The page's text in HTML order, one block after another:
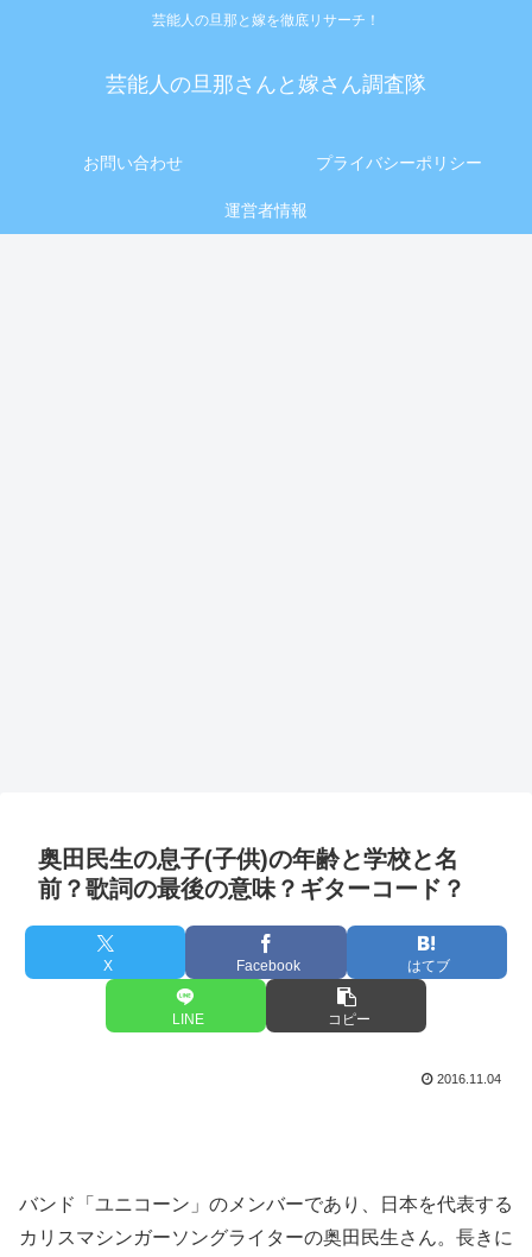
芸能人の旦那と嫁を徹底リサーチ！
芸能人の旦那さんと嫁さん調査隊
お問い合わせ プライバシーポリシー
運営者情報
奥田民生の息子(子供)の年齢と学校と名
前？歌詞の最後の意味？ギターコード？
X Facebook はてブ
LINE コピー
2016.11.04
バンド「ユニコーン」のメンバーであり、日本を代表する
カリスマシンガーソングライターの奥田民生さん。長きに